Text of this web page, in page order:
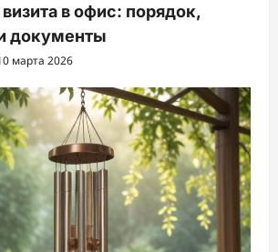
визита в офис: порядок,
документы
марта 2026